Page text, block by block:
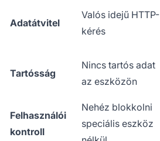
Adatátvitel
Valós idejű HTTP-
kérés
Tartósság
Nincs tartós adat
az eszközön
Felhasználói
kontroll
Nehéz blokkolni
speciális eszköz